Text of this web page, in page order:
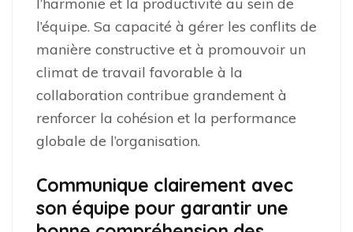
l’harmonie et la productivité au sein de
l’équipe. Sa capacité à gérer les conflits de
manière constructive et à promouvoir un
climat de travail favorable à la
collaboration contribue grandement à
renforcer la cohésion et la performance
globale de l’organisation.
Communique clairement avec
son équipe pour garantir une